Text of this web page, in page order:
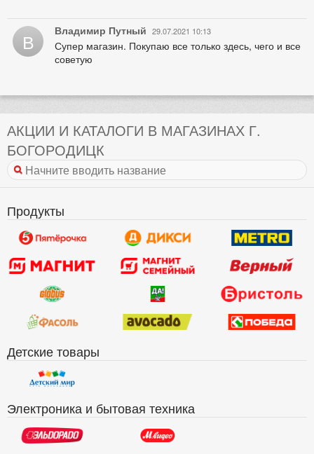
В Владимир Путный 29.07.2021 10:13
Супер магазин. Покупаю все только здесь, чего и все
советую
АКЦИИ И КАТАЛОГИ В МАГАЗИНАХ Г.
БОГОРОДИЦК
Продукты
Детские товары
Электроника и бытовая техника